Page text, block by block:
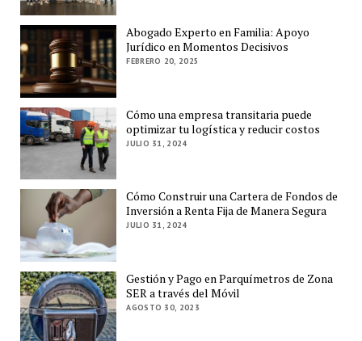
Abogado Experto en Familia: Apoyo
Jurídico en Momentos Decisivos
FEBRERO 20, 2025
Cómo una empresa transitaria puede
optimizar tu logística y reducir costos
JULIO 31, 2024
Cómo Construir una Cartera de Fondos de
Inversión a Renta Fija de Manera Segura
JULIO 31, 2024
Gestión y Pago en Parquímetros de Zona
SER a través del Móvil
AGOSTO 30, 2023